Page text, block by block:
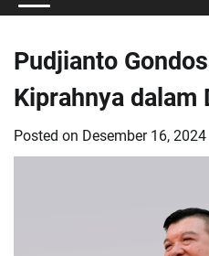
Pudjianto
Kiprahnya dalam
Posted on Desember 16, 2024